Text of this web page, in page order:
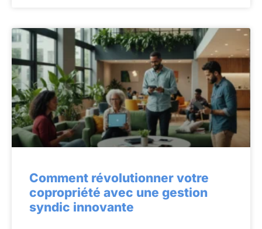
Comment révolutionner votre
copropriété avec une gestion
syndic innovante